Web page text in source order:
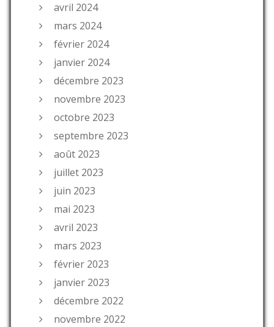
avril 2024
mars 2024
février 2024
janvier 2024
décembre 2023
novembre 2023
octobre 2023
septembre 2023
août 2023
juillet 2023
juin 2023
mai 2023
avril 2023
mars 2023
février 2023
janvier 2023
décembre 2022
novembre 2022